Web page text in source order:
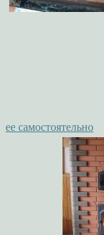
ее самостоятельно